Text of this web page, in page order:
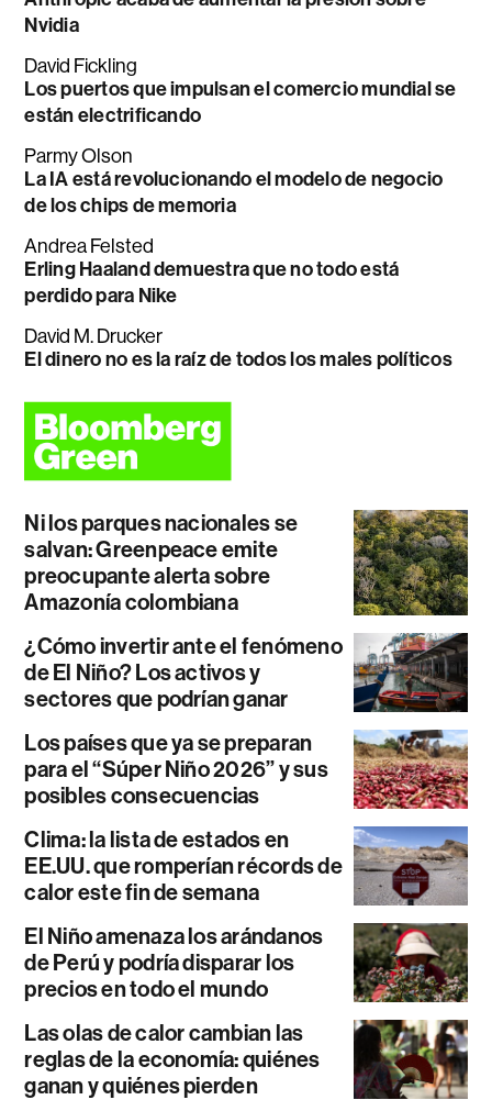
Nvidia
David Fickling
Los puertos que impulsan el comercio mundial se
están electrificando
Parmy Olson
La IA está revolucionando el modelo de negocio
de los chips de memoria
Andrea Felsted
Erling Haaland demuestra que no todo está
perdido para Nike
David M. Drucker
El dinero no es la raíz de todos los males políticos
Ni los parques nacionales se
salvan: Greenpeace emite
preocupante alerta sobre
Amazonía colombiana
¿Cómo invertir ante el fenómeno
de El Niño? Los activos y
sectores que podrían ganar
Los países que ya se preparan
para el “Súper Niño 2026” y sus
posibles consecuencias
Clima: la lista de estados en
EE.UU. que romperían récords de
calor este fin de semana
El Niño amenaza los arándanos
de Perú y podría disparar los
precios en todo el mundo
Las olas de calor cambian las
reglas de la economía: quiénes
ganan y quiénes pierden